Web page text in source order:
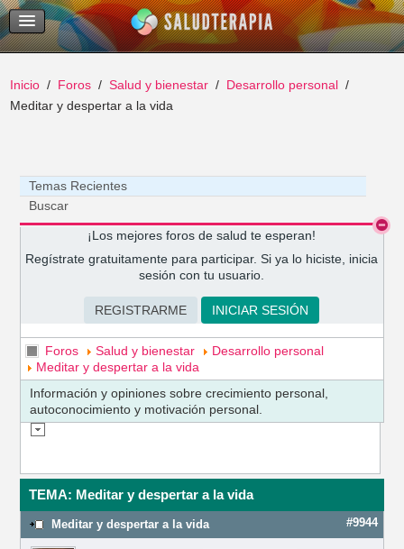
Temas Recientes
Buscar
Inicio Foros Salud y bienestar
Desarrollo personal
Meditar y despertar a la vida
Temas Recientes
Buscar
¡Los mejores foros de salud te esperan!
Regístrate gratuitamente para participar. Si ya lo hiciste, inicia
sesión con tu usuario.
REGISTRARME INICIAR SESIÓN
Foros Salud y bienestar
Desarrollo personal
Meditar y despertar a la vida
Información y opiniones sobre crecimiento personal,
autoconocimiento y motivación personal.
TEMA: Meditar y despertar a la vida
Meditar y despertar a la vida #9944